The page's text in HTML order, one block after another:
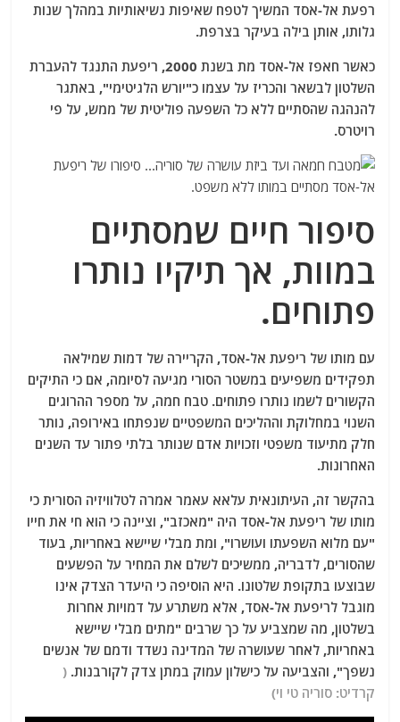
רפעת אל-אסד המשיך לטפח שאיפות נשיאותיות במהלך שנות
גלותו, אותן בילה בעיקר בצרפת.
כאשר חאפז אל-אסד מת בשנת 2000, ריפעת התנגד להעברת
השלטון לבשאר והכריז על עצמו כ"יורש הלגיטימי", באתגר
להנהגה שהסתיים ללא כל השפעה פוליטית של ממש, על פי
רויטרס.
סיפור חיים שמסתיים
במוות, אך תיקיו נותרו
פתוחים.
עם מותו של ריפעת אל-אסד, הקריירה של דמות שמילאה
תפקידים משפיעים במשטר הסורי מגיעה לסיומה, אם כי התיקים
הקשורים לשמו נותרו פתוחים. טבח חמה, על מספר ההרוגים
השנוי במחלוקת וההליכים המשפטיים שנפתחו באירופה, נותר
חלק מתיעוד משפטי וזכויות אדם שנותר בלתי פתור עד השנים
האחרונות.
בהקשר זה, העיתונאית עלאא עאמר אמרה לטלוויזיה הסורית כי
מותו של ריפעת אל-אסד היה "מאכזב", וציינה כי הוא חי את חייו
"עם מלוא השפעתו ועושרו", ומת מבלי שיישא באחריות, בעוד
שהסורים, לדבריה, ממשיכים לשלם את המחיר על הפשעים
שבוצעו בתקופת שלטונו. היא הוסיפה כי היעדר הצדק אינו
מוגבל לריפעת אל-אסד, אלא משתרע על דמויות אחרות
בשלטון, מה שמצביע על כך שרבים "מתים מבלי שיישא
באחריות, לאחר שעושרה של המדינה נשדד ודמם של אנשים
נשפך", והצביעה על כישלון עמוק במתן צדק לקורבנות.(
קרדיט: סוריה טי וי)